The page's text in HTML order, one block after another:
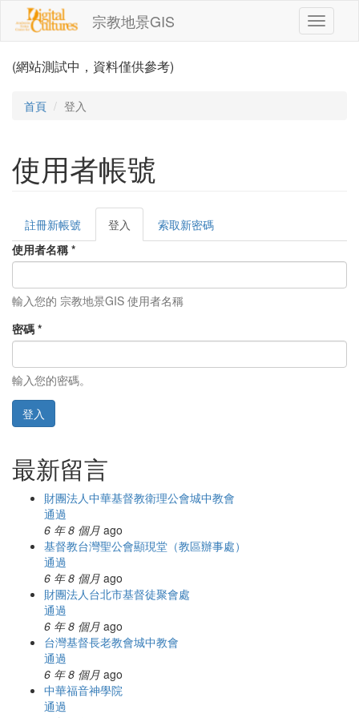
移至主內容
宗教地景GIS
Toggle
(網站測試中，資料僅供參考)
首頁 登入
使用者帳號
主要索引標籤
註冊新帳號 登入
籤)
索取新密碼
使用者名稱 *
輸入您的 宗教地景GIS 使用者名稱
密碼 *
輸入您的密碼。
登入
最新留言
財團法人中華基督教衛理公會城中教會
通過
6 年 8 個月 ago
基督教台灣聖公會顯現堂（教區辦事處）
通過
6 年 8 個月 ago
財團法人台北市基督徒聚會處
通過
6 年 8 個月 ago
台灣基督長老教會城中教會
通過
6 年 8 個月 ago
中華福音神學院
通過